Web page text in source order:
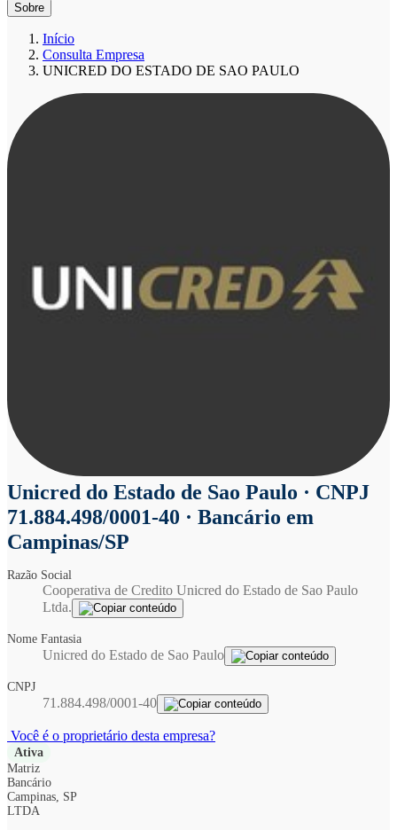
Sobre
Início
Consulta Empresa
UNICRED DO ESTADO DE SAO PAULO
Unicred do Estado de Sao Paulo · CNPJ
71.884.498/0001-40 · Bancário em
Campinas/SP
Razão Social
Cooperativa de Credito Unicred do Estado de Sao Paulo
Ltda.
Nome Fantasia
Unicred do Estado de Sao Paulo
CNPJ
71.884.498/0001-40
Você é o proprietário desta empresa?
Ativa
Matriz
Bancário
Campinas, SP
LTDA